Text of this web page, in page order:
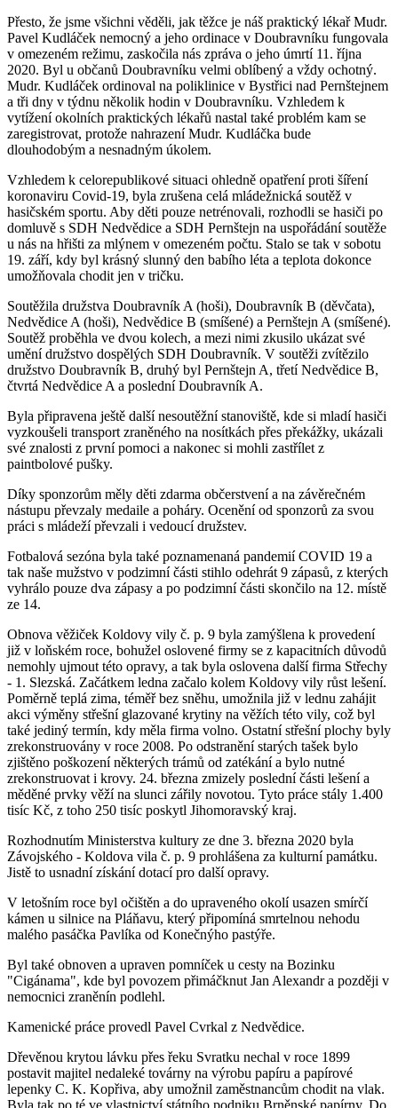
Přesto, že jsme všichni věděli, jak těžce je náš praktický lékař Mudr.
Pavel Kudláček nemocný a jeho ordinace v Doubravníku fungovala
v omezeném režimu, zaskočila nás zpráva o jeho úmrtí 11. října
2020. Byl u občanů Doubravníku velmi oblíbený a vždy ochotný.
Mudr. Kudláček ordinoval na poliklinice v Bystřici nad Pernštejnem
a tři dny v týdnu několik hodin v Doubravníku. Vzhledem k
vytížení okolních praktických lékařů nastal také problém kam se
zaregistrovat, protože nahrazení Mudr. Kudláčka bude
dlouhodobým a nesnadným úkolem.
Vzhledem k celorepublikové situaci ohledně opatření proti šíření
koronaviru Covid-19, byla zrušena celá mládežnická soutěž v
hasičském sportu. Aby děti pouze netrénovali, rozhodli se hasiči po
domluvě s SDH Nedvědice a SDH Pernštejn na uspořádání soutěže
u nás na hřišti za mlýnem v omezeném počtu. Stalo se tak v sobotu
19. září, kdy byl krásný slunný den babího léta a teplota dokonce
umožňovala chodit jen v tričku.
Soutěžila družstva Doubravník A (hoši), Doubravník B (děvčata),
Nedvědice A (hoši), Nedvědice B (smíšené) a Pernštejn A (smíšené).
Soutěž proběhla ve dvou kolech, a mezi nimi zkusilo ukázat své
umění družstvo dospělých SDH Doubravník. V soutěži zvítězilo
družstvo Doubravník B, druhý byl Pernštejn A, třetí Nedvědice B,
čtvrtá Nedvědice A a poslední Doubravník A.
Byla připravena ještě další nesoutěžní stanoviště, kde si mladí hasiči
vyzkoušeli transport zraněného na nosítkách přes překážky, ukázali
své znalosti z první pomoci a nakonec si mohli zastřílet z
paintbolové pušky.
Díky sponzorům měly děti zdarma občerstvení a na závěrečném
nástupu převzaly medaile a poháry. Ocenění od sponzorů za svou
práci s mládeží převzali i vedoucí družstev.
Fotbalová sezóna byla také poznamenaná pandemií COVID 19 a
tak naše mužstvo v podzimní části stihlo odehrát 9 zápasů, z kterých
vyhrálo pouze dva zápasy a po podzimní části skončilo na 12. místě
ze 14.
Obnova věžiček Koldovy vily č. p. 9 byla zamýšlena k provedení
již v loňském roce, bohužel oslovené firmy se z kapacitních důvodů
nemohly ujmout této opravy, a tak byla oslovena další firma Střechy
- 1. Slezská. Začátkem ledna začalo kolem Koldovy vily růst lešení.
Poměrně teplá zima, téměř bez sněhu, umožnila již v lednu zahájit
akci výměny střešní glazované krytiny na věžích této vily, což byl
také jediný termín, kdy měla firma volno. Ostatní střešní plochy byly
zrekonstruovány v roce 2008. Po odstranění starých tašek bylo
zjištěno poškození některých trámů od zatékání a bylo nutné
zrekonstruovat i krovy. 24. března zmizely poslední části lešení a
měděné prvky věží na slunci zářily novotou. Tyto práce stály 1.400
tisíc Kč, z toho 250 tisíc poskytl Jihomoravský kraj.
Rozhodnutím Ministerstva kultury ze dne 3. března 2020 byla
Závojského - Koldova vila č. p. 9 prohlášena za kulturní památku.
Jistě to usnadní získání dotací pro další opravy.
V letošním roce byl očištěn a do upraveného okolí usazen smírčí
kámen u silnice na Pláňavu, který připomíná smrtelnou nehodu
malého pasáčka Pavlíka od Konečnýho pastýře.
Byl také obnoven a upraven pomníček u cesty na Bozinku
"Cigánama", kde byl povozem přimáčknut Jan Alexandr a později v
nemocnici zraněnín podlehl.
Kamenické práce provedl Pavel Cvrkal z Nedvědice.
Dřevěnou krytou lávku přes řeku Svratku nechal v roce 1899
postavit majitel nedaleké továrny na výrobu papíru a papírové
lepenky C. K. Kopřiva, aby umožnil zaměstnancům chodit na vlak.
Byla tak po té ve vlastnictví státního podniku Brněnské papírny. Do